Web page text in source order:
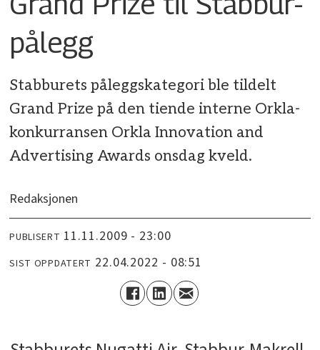
pålegg
Stabburets påleggskategori ble tildelt
Grand Prize på den tiende interne Orkla-
konkurransen Orkla Innovation and
Advertising Awards onsdag kveld.
Redaksjonen
PUBLISERT 11.11.2009 - 23:00
SIST OPPDATERT 22.04.2022 - 08:51